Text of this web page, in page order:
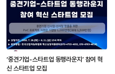
‘중견기업-스타트업 동행라운지’ 참여 혁
신 스타트업 모집